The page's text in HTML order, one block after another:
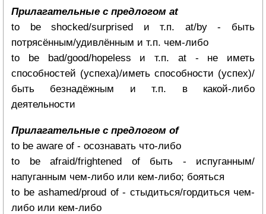
Прилагательные с предлогом at
to be shocked/surprised и т.п. at/by - быть
потрясённым/удивлённым и т.п. чем-либо
to be bad/good/hopeless и т.п. at - не иметь
способностей (успеха)/иметь способности (успех)/
быть безнадёжным и т.п. в какой-либо
деятельности
Прилагательные с предлогом of
to be aware of - осознавать что-либо
to be afraid/frightened of быть - испуганным/
напуганным чем-либо или кем-либо; бояться
to be ashamed/proud of - стыдиться/гордиться чем-
либо или кем-либо